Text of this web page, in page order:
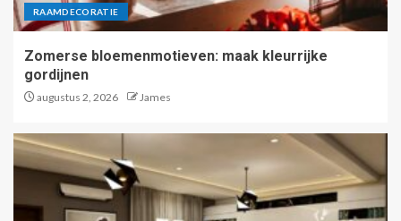
RAAMDECORATIE
Zomerse bloemenmotieven: maak kleurrijke
gordijnen
augustus 2, 2026 James